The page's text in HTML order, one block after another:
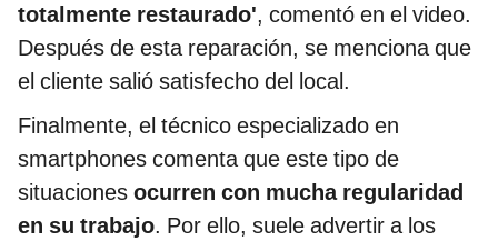
totalmente restaurado', comentó en el video.
Después de esta reparación, se menciona que
el cliente salió satisfecho del local.
Finalmente, el técnico especializado en
smartphones comenta que este tipo de
situaciones ocurren con mucha regularidad
en su trabajo. Por ello, suele advertir a los